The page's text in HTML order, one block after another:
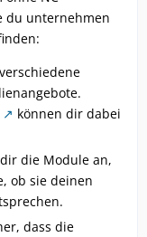
du unternehmen
können dir dabei
die Module an,
ob sie deinen
dass die